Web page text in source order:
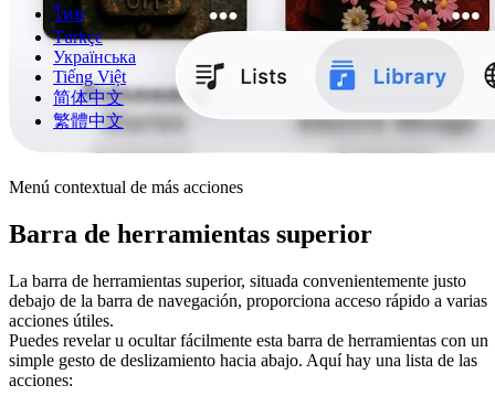
ไทย
Türkçe
Українська
Tiếng Việt
简体中文
繁體中文
Menú contextual de más acciones
Barra de herramientas superior
La barra de herramientas superior, situada convenientemente justo
debajo de la barra de navegación, proporciona acceso rápido a varias
acciones útiles.
Puedes revelar u ocultar fácilmente esta barra de herramientas con un
simple gesto de deslizamiento hacia abajo. Aquí hay una lista de las
acciones: